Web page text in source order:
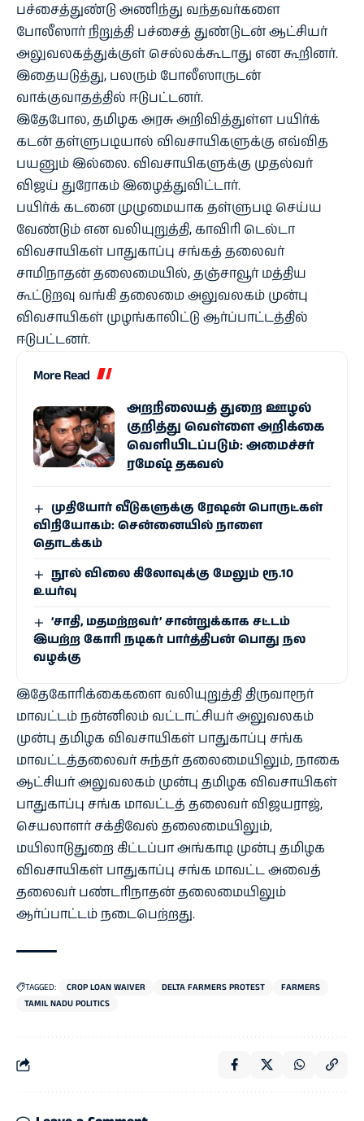
பச்சைத்துண்டு அணிந்து வந்தவர்களை
போலீஸார் நிறுத்தி பச்சைத் துண்டுடன் ஆட்சியர்
அலுவலகத்துக்குள் செல்லக்கூடாது என கூறினர்.
இதையடுத்து, பலரும் போலீஸாருடன்
வாக்குவாதத்தில் ஈடுபட்டனர்.
இதேபோல, தமிழக அரசு அறிவித்துள்ள பயிர்க்
கடன் தள்ளுபடியால் விவசாயிகளுக்கு எவ்வித
பயனும் இல்லை. விவசாயிகளுக்கு முதல்வர்
விஜய் துரோகம் இழைத்துவிட்டார்.
பயிர்க் கடனை முழுமையாக தள்ளுபடி செய்ய
வேண்டும் என வலியுறுத்தி, காவிரி டெல்டா
விவசாயிகள் பாதுகாப்பு சங்கத் தலைவர்
சாமிநாதன் தலைமையில், தஞ்சாவூர் மத்திய
கூட்டுறவு வங்கி தலைமை அலுவலகம் முன்பு
விவசாயிகள் முழங்காலிட்டு ஆர்ப்பாட்டத்தில்
ஈடுபட்டனர்.
More Read
அறநிலையத் துறை ஊழல்
குறித்து வெள்ளை அறிக்கை
வெளியிடப்படும்: அமைச்சர்
ரமேஷ் தகவல்
முதியோர் வீடுகளுக்கு ரேஷன் பொருட்கள்
விநியோகம்: சென்னையில் நாளை
தொடக்கம்
நூல் விலை கிலோவுக்கு மேலும் ரூ.10
உயர்வு
‘சாதி, மதமற்றவர்’ சான்றுக்காக சட்டம்
இயற்ற கோரி நடிகர் பார்த்திபன் பொது நல
வழக்கு
இதேகோரிக்கைகளை வலியுறுத்தி திருவாரூர்
மாவட்டம் நன்னிலம் வட்டாட்சியர் அலுவலகம்
முன்பு தமிழக விவசாயிகள் பாதுகாப்பு சங்க
மாவட்டத்தலைவர் சுந்தர் தலைமையிலும், நாகை
ஆட்சியர் அலுவலகம் முன்பு தமிழக விவசாயிகள்
பாதுகாப்பு சங்க மாவட்டத் தலைவர் விஜயராஜ்,
செயலாளர் சக்திவேல் தலைமையிலும்,
மயிலாடுதுறை கிட்டப்பா அங்காடி முன்பு தமிழக
விவசாயிகள் பாதுகாப்பு சங்க மாவட்ட அவைத்
தலைவர் பண்டரிநாதன் தலைமையிலும்
ஆர்ப்பாட்டம் நடைபெற்றது.
TAGGED: CROP LOAN WAIVER DELTA FARMERS PROTEST
FARMERS
TAMIL NADU POLITICS